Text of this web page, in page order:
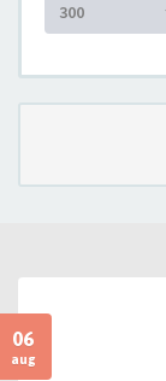
300
06
aug